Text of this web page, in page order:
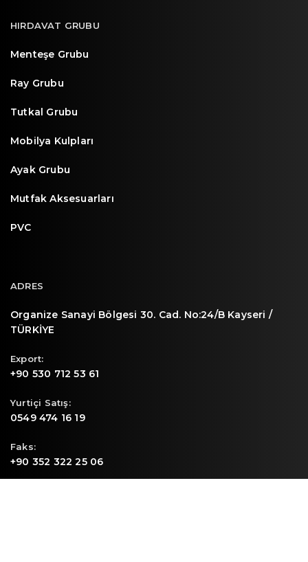
HIRDAVAT GRUBU
Menteşe Grubu
Ray Grubu
Tutkal Grubu
Mobilya Kulpları
Ayak Grubu
Mutfak Aksesuarları
PVC
ADRES
Organize Sanayi Bölgesi 30. Cad. No:24/B Kayseri /
TÜRKİYE
Export:
+90 530 712 53 61
Yurtiçi Satış:
0549 474 16 19
Faks:
+90 352 322 25 06